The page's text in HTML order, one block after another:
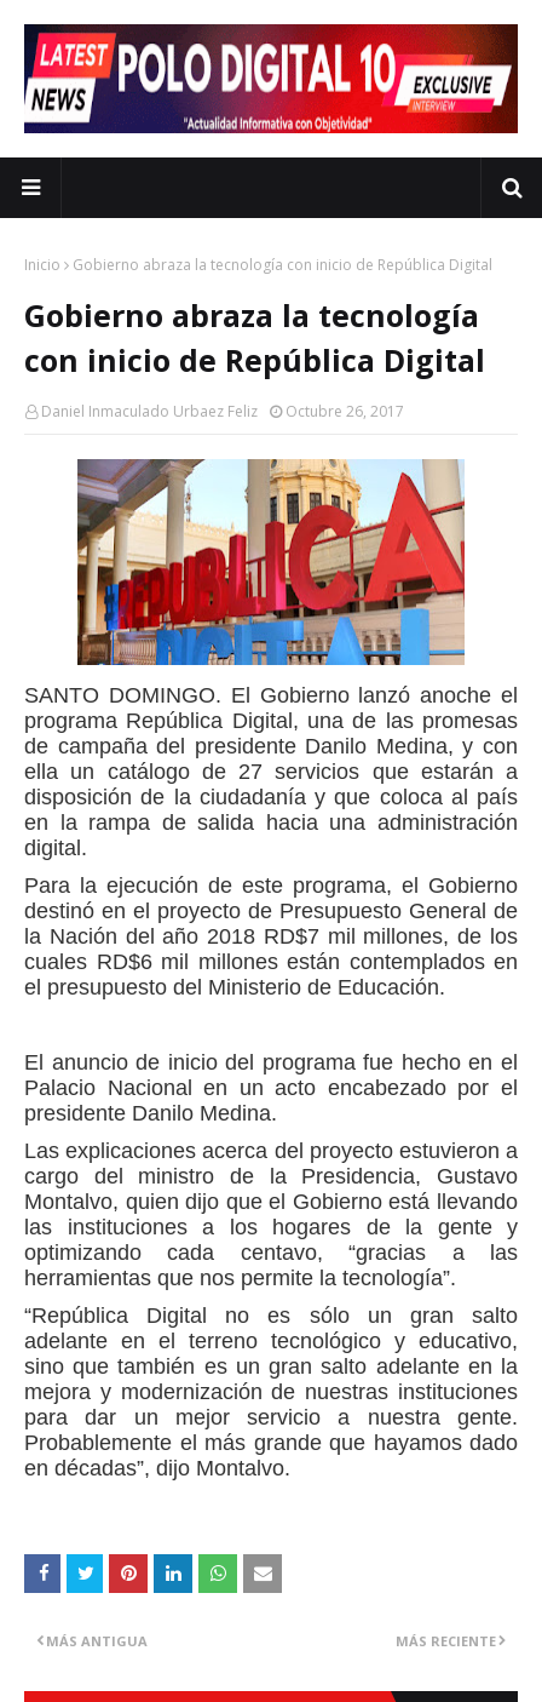
Inicio Gobierno abraza la tecnología con inicio de República Digital
Gobierno abraza la tecnología
con inicio de República Digital
Daniel Inmaculado Urbaez Feliz Octubre 26, 2017
SANTO DOMINGO. El Gobierno lanzó anoche el
programa República Digital, una de las promesas
de campaña del presidente Danilo Medina, y con
ella un catálogo de 27 servicios que estarán a
disposición de la ciudadanía y que coloca al país
en la rampa de salida hacia una administración
digital.
Para la ejecución de este programa, el Gobierno
destinó en el proyecto de Presupuesto General de
la Nación del año 2018 RD$7 mil millones, de los
cuales RD$6 mil millones están contemplados en
el presupuesto del Ministerio de Educación.
El anuncio de inicio del programa fue hecho en el
Palacio Nacional en un acto encabezado por el
presidente Danilo Medina.
Las explicaciones acerca del proyecto estuvieron a
cargo del ministro de la Presidencia, Gustavo
Montalvo, quien dijo que el Gobierno está llevando
las instituciones a los hogares de la gente y
optimizando cada centavo, “gracias a las
herramientas que nos permite la tecnología”.
“República Digital no es sólo un gran salto
adelante en el terreno tecnológico y educativo,
sino que también es un gran salto adelante en la
mejora y modernización de nuestras instituciones
para dar un mejor servicio a nuestra gente.
Probablemente el más grande que hayamos dado
en décadas”, dijo Montalvo.
MÁS RECIENTE
MÁS ANTIGUA